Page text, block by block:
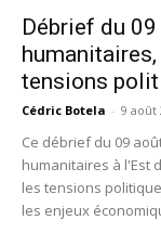
Débrief du
tensions
Cédric Botela - 9 août
Ce débrief du 09
humanitaires à l'Est
les tensions
les enjeux